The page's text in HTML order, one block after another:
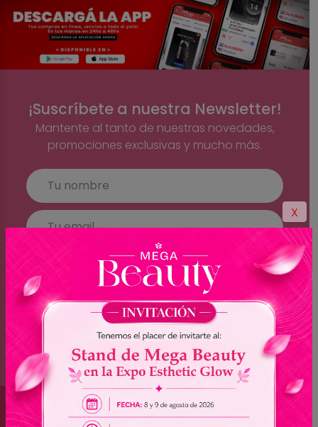
X
¡Suscríbete a nuestra Newsletter!
Mantente al tanto de nuestras novedades,
promociones exclusivas y mucho más.
Brasil